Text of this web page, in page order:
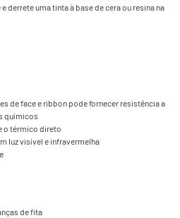
derrete uma tinta à base de cera ou resina na
de face e ribbon pode fornecer resistência a
químicos
o térmico direto
luz visível e infravermelha
de fita